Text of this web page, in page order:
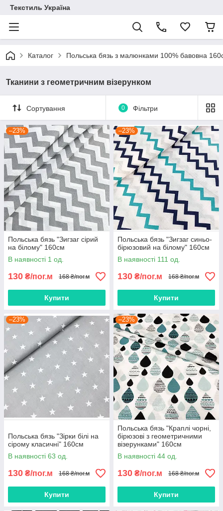
Текстиль Україна
Каталог Польська бязь з малюнками 100% бавовна
Тканини з геометричним візерунком
Сортування 0 Фільтри
–23%
Польська бязь "Зигзаг сірий
на білому" 160см
В наявності 1 од.
130 ₴/пог.м 168 ₴/пог.м
Купити
–23%
Польська бязь "Зигзаг синьо-
бірюзовий на білому" 160см
В наявності 111 од.
130 ₴/пог.м 168 ₴/пог.м
Купити
–23%
Польська бязь "Зірки білі на
сірому класичні" 160см
В наявності 63 од.
130 ₴/пог.м 168 ₴/пог.м
Купити
–23%
Польська бязь "Краплі чорні,
бірюзові з геометричними
візерунками" 160см
В наявності 44 од.
130 ₴/пог.м 168 ₴/пог.м
Купити